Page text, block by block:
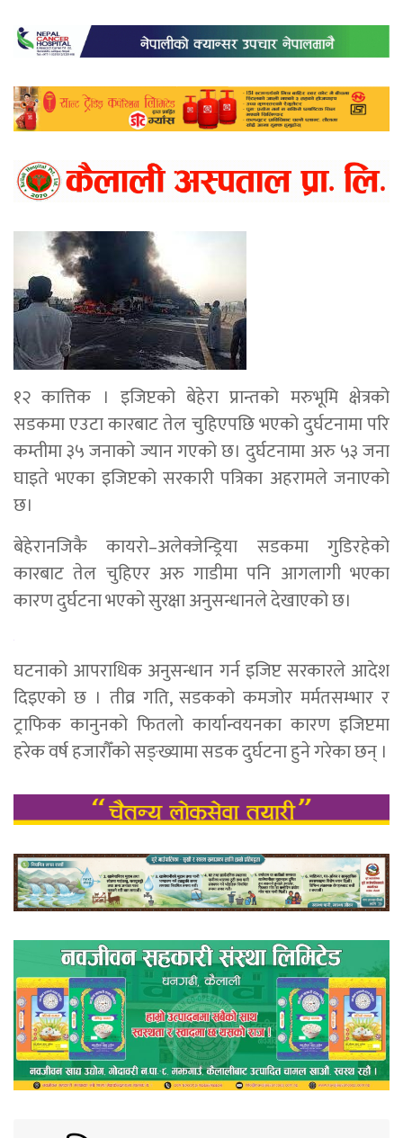
१२ कात्तिक । इजिप्टको बेहेरा प्रान्तको मरुभूमि क्षेत्रको
सडकमा एउटा कारबाट तेल चुहिएपछि भएको दुर्घटनामा परि
कम्तीमा ३५ जनाको ज्यान गएको छ। दुर्घटनामा अरु ५३ जना
घाइते भएका इजिप्टको सरकारी पत्रिका अहरामले जनाएको
छ।
बेहेरानजिकै कायरो–अलेक्जेन्ड्रिया सडकमा गुडिरहेको
कारबाट तेल चुहिएर अरु गाडीमा पनि आगलागी भएका
कारण दुर्घटना भएको सुरक्षा अनुसन्धानले देखाएको छ।
घटनाको आपराधिक अनुसन्धान गर्न इजिप्ट सरकारले आदेश
दिइएको छ । तीव्र गति, सडकको कमजोर मर्मतसम्भार र
ट्राफिक कानुनको फितलो कार्यान्वयनका कारण इजिप्टमा
हरेक वर्ष हजारौँको सङ्ख्यामा सडक दुर्घटना हुने गरेका छन् ।